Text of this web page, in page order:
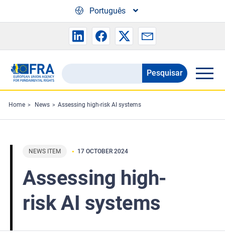
Português
Search
the
FRA
website
Pesquisar
Home News Assessing high-risk AI systems
NEWS ITEM 17 OCTOBER 2024
Assessing high-
risk AI systems